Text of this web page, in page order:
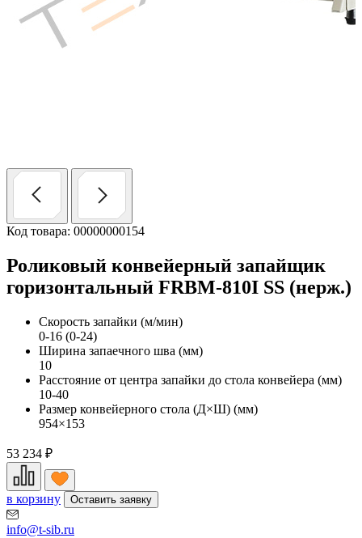
Код товара: 00000000154
Роликовый конвейерный запайщик
горизонтальный FRBM-810I SS (нерж.)
Скорость запайки (м/мин)
0-16 (0-24)
Ширина запаечного шва (мм)
10
Расстояние от центра запайки до стола конвейера (мм)
10-40
Размер конвейерного стола (Д×Ш) (мм)
954×153
53 234 ₽
в корзину Оставить заявку
info@t-sib.ru